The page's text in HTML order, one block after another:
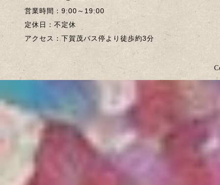
営業時間：9:00～19:00
定休日：不定休
アクセス：下賀茂バス停より徒歩約3分